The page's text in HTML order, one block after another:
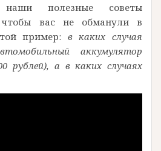
полезные советы
вас не обманули в
пример: в каких случая
аккумулятор
рублей), а в каких случаях